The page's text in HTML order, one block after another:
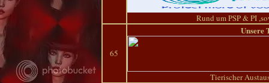
Rund um PSP & PI
65
Unsere
Tierischer